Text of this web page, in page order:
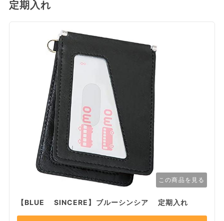
定期入れ
この商品を見る
【BLUE SINCERE】ブルーシンシア 定期入れ